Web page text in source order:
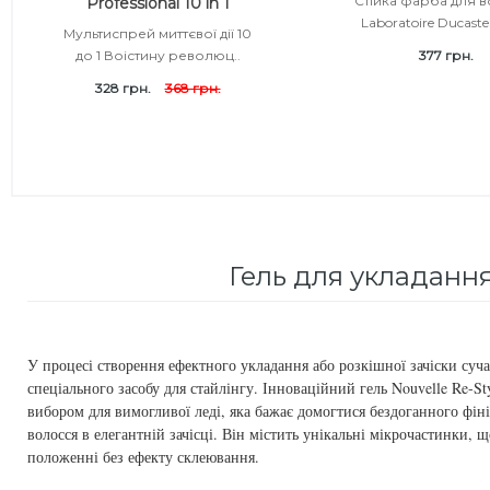
Мультиспрей миттєвої дії 10
до 1 Воістину революц..
328 грн.
368 грн.
Laboratoire
377 грн.
Гель для
У процесі створення ефектного укладання або розкішної зачіски
спеціального засобу для стайлінгу. Інноваційний гель Nouvelle
вибором для вимогливої леді, яка бажає домогтися бездоганного
волосся в елегантній зачісці. Він містить унікальні
положенні без ефекту склеювання.
Кошти від лупи
Сироватка, флюїд для волосся
Subtil Color Lab Instant Detox - Серія детокс для шкіри
голови
Subtil Color Lab Maitrise Parfaite – Серія для кучерявого
Subtil Design Lab - Серія для максимального
збереження кольору волосся
Revlon Professional
Schwarzkopf Professional
Technique
Termix
Tico Professional